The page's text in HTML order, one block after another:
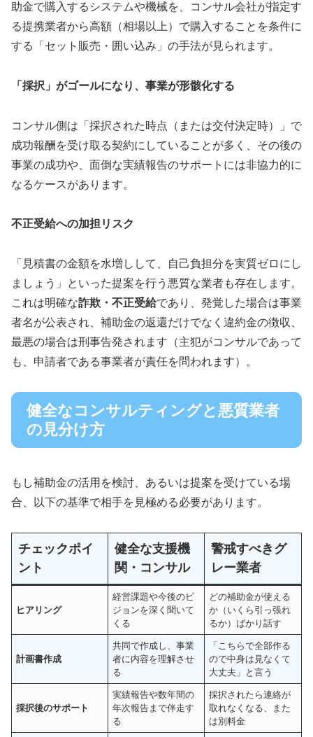
助金で購入するシステムや機械を、コンサル会社が指定す
る提携業者から高額（相場以上）で購入することを条件に
する「セット販売・囲い込み」の手法が見られます。
「採択」がゴールになり、事業が形骸化する
コンサル側は「採択された時点（または交付決定時）」で
成功報酬を受け取る契約にしていることが多く、その後の
事業の成功や、面倒な実績報告のサポートには非協力的に
なるケースがあります。
不正受給への加担リスク
「見積書の金額を水増しして、自己負担分を実質ゼロにし
ましょう」といった提案を行う悪質な業者も存在します。
これは明確な詐欺・不正受給であり、発覚した場合は事業
者名が公表され、補助金の返還だけでなく違約金の徴収、
最悪の場合は刑事告発されます（主犯がコンサルであって
も、申請者である事業者が責任を問われます）。
健全なコンサルティングと悪質業者
の見分け方
もし補助金の活用を検討、あるいは提案を受けている場
合、以下の基準で相手を見極める必要があります。
チェックポイ
ント
健全な支援機
関・コンサル
警戒すべきグ
レー業者
ヒアリング
経営課題や今後のビ
ジョンを深く聞いて
くる
どの補助金が使える
か（いくら引っ張れ
るか）ばかり話す
計画書作成
共同で作成し、事業
者に内容を理解させ
る
「こちらで全部作る
ので中身は見なくて
大丈夫」と言う
採択後のサポート
実績報告や数年間の
年次報告まで伴走す
る
採択されたら連絡が
取れなくなる、また
は別料金